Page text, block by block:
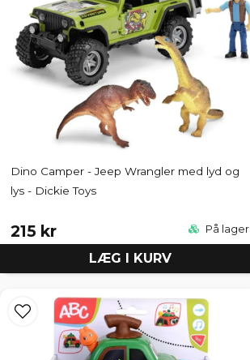
Dino Camper - Jeep Wrangler med lyd og
lys - Dickie Toys
215 kr På lager
LÆG I KURV